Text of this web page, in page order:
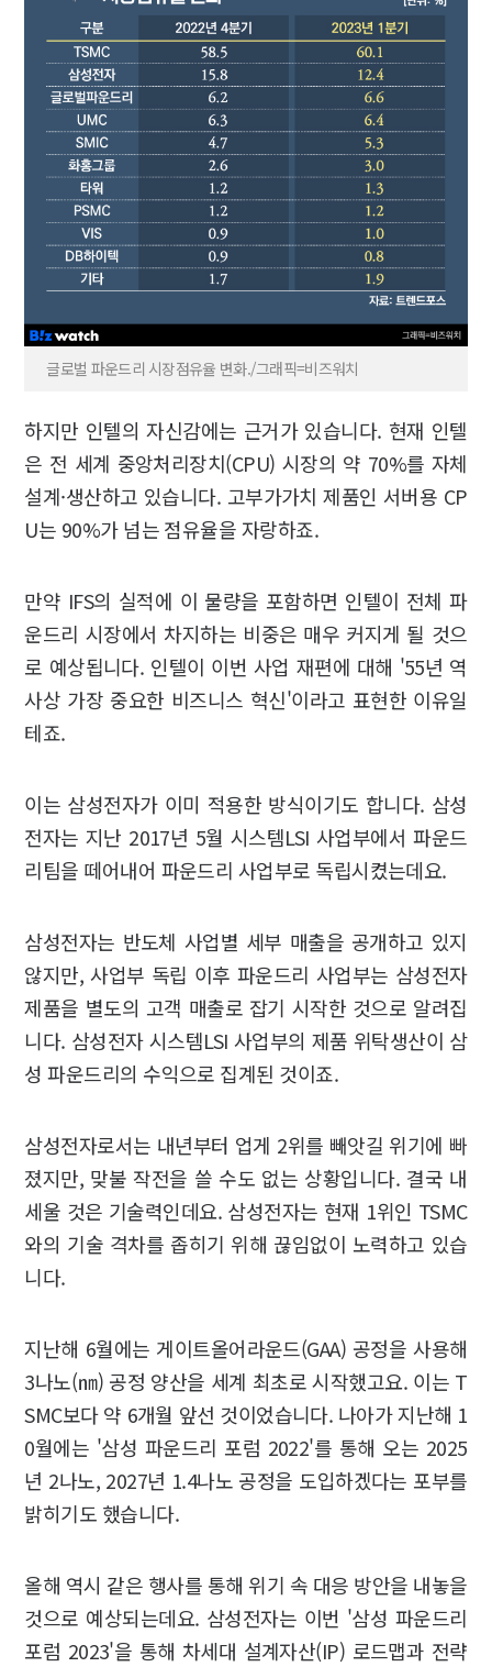
글로벌 파운드리 시장점유율 변화./그래픽=비즈워치
하지만 인텔의 자신감에는 근거가 있습니다. 현재 인텔
은 전 세계 중앙처리장치(CPU) 시장의 약 70%를 자체
설계·생산하고 있습니다. 고부가가치 제품인 서버용 CP
U는 90%가 넘는 점유율을 자랑하죠.
만약 IFS의 실적에 이 물량을 포함하면 인텔이 전체 파
운드리 시장에서 차지하는 비중은 매우 커지게 될 것으
로 예상됩니다. 인텔이 이번 사업 재편에 대해 '55년 역
사상 가장 중요한 비즈니스 혁신'이라고 표현한 이유일
테죠.
이는 삼성전자가 이미 적용한 방식이기도 합니다. 삼성
전자는 지난 2017년 5월 시스템LSI 사업부에서 파운드
리팀을 떼어내어 파운드리 사업부로 독립시켰는데요.
삼성전자는 반도체 사업별 세부 매출을 공개하고 있지
않지만, 사업부 독립 이후 파운드리 사업부는 삼성전자
제품을 별도의 고객 매출로 잡기 시작한 것으로 알려집
니다. 삼성전자 시스템LSI 사업부의 제품 위탁생산이 삼
성 파운드리의 수익으로 집계된 것이죠.
삼성전자로서는 내년부터 업게 2위를 빼앗길 위기에 빠
졌지만, 맞불 작전을 쓸 수도 없는 상황입니다. 결국 내
세울 것은 기술력인데요. 삼성전자는 현재 1위인 TSMC
와의 기술 격차를 좁히기 위해 끊임없이 노력하고 있습
니다.
지난해 6월에는 게이트올어라운드(GAA) 공정을 사용해
3나노(㎚) 공정 양산을 세계 최초로 시작했고요. 이는 T
SMC보다 약 6개월 앞선 것이었습니다. 나아가 지난해 1
0월에는 '삼성 파운드리 포럼 2022'를 통해 오는 2025
년 2나노, 2027년 1.4나노 공정을 도입하겠다는 포부를
밝히기도 했습니다.
올해 역시 같은 행사를 통해 위기 속 대응 방안을 내놓을
것으로 예상되는데요. 삼성전자는 이번 '삼성 파운드리
포럼 2023'을 통해 차세대 설계자산(IP) 로드맵과 전략